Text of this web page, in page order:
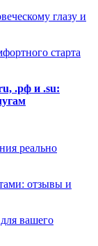
глазу и
старта
.рф и .su:
реально
отзывы и
вашего